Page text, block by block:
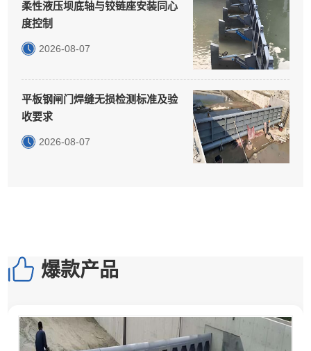
柔性液压坝底轴与铰链座安装同心
度控制
2026-08-07
平板钢闸门焊缝无损检测标准及验
收要求
2026-08-07
爆款产品